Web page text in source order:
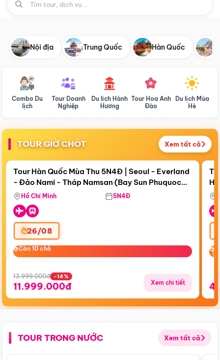
Nội địa Trung Quốc Hàn Quốc
Combo Du
lịch
Tour Doanh
Nghiệp
Du lịch Hành
Hương
Tour Hoa Anh
Đào
Du lịch Mùa
Hè
TOUR GIỜ CHÓT Xem tất cả
Còn19 ngày 09:35:17
Điểm nổi bật
Tour Hàn Quốc Mùa Thu 5N4Đ | Seoul - Everland
- Đảo Nami - Tháp Namsan (Bay Sun Phuquoc
Airways)
Hồ Chí Minh 5N4Đ
26/08
Còn 10 chỗ
Còn 10 chỗ
13.999.000đ -14%
11.999.000đ Xem chi tiết
TOUR TRONG NƯỚC Xem tất cả
Điểm nổi bật